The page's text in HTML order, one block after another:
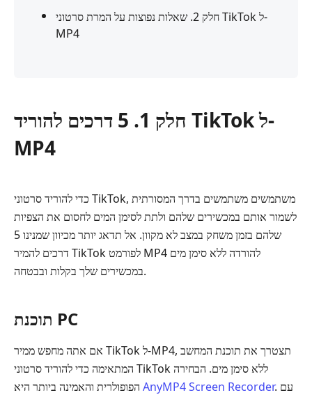
חלק 2. שאלות נפוצות על המרת סרטוני TikTok ל-
MP4
חלק 1. 5 דרכים להוריד TikTok ל-
MP4
כדי להוריד סרטוני TikTok, משתמשים משתמשים בדרך המסורתית
לשמור אותם במכשירים שלהם ולתת לסימן המים לחסום את הצפיות
שלהם בזמן משחק במצב לא מקוון. אל תדאג יותר מכיוון שמנינו 5
דרכים להמיר TikTok לפורמט MP4 להורדה ללא סימן מים
במכשירים שלך בקלות ובבטחה.
תוכנת PC
אם אתה מחפש ממיר TikTok ל‑MP4, תצטרך את תוכנת המחשב
המתאימה כדי להוריד סרטוני TikTok ללא סימן מים. הבחירה
AnyMP4 Screen Recorder. עם